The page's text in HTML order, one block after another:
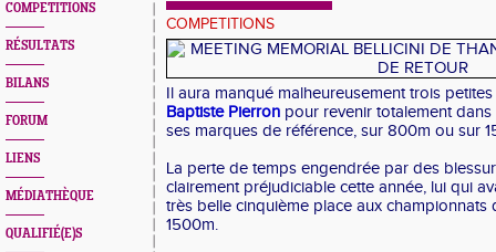
COMPETITIONS
RÉSULTATS
BILANS
FORUM
LIENS
MÉDIATHÈQUE
QUALIFIÉ(E)S
COMPETITIONS
Il aura manqué malheureusement trois
Baptiste Pierron pour revenir totalement
ses marques de référence, sur 800m ou sur
La perte de temps engendrée par des
clairement préjudiciable cette année, lui qui
très belle cinquième place aux championnats
1500m.